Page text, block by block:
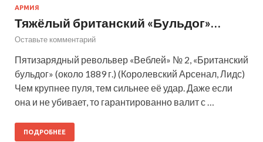
АРМИЯ
Тяжёлый британский «Бульдог»…
Оставьте комментарий
Пятизарядный револьвер «Веблей» № 2, «Британский
бульдог» (около 1889 г.) (Королевский Арсенал, Лидс)
Чем крупнее пуля, тем сильнее её удар. Даже если
она и не убивает, то гарантированно валит с …
ПОДРОБНЕЕ